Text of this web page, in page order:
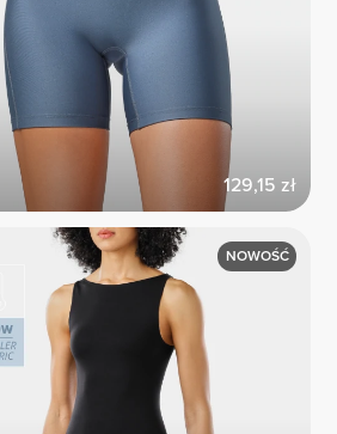
129,15 zł
NOWOŚĆ